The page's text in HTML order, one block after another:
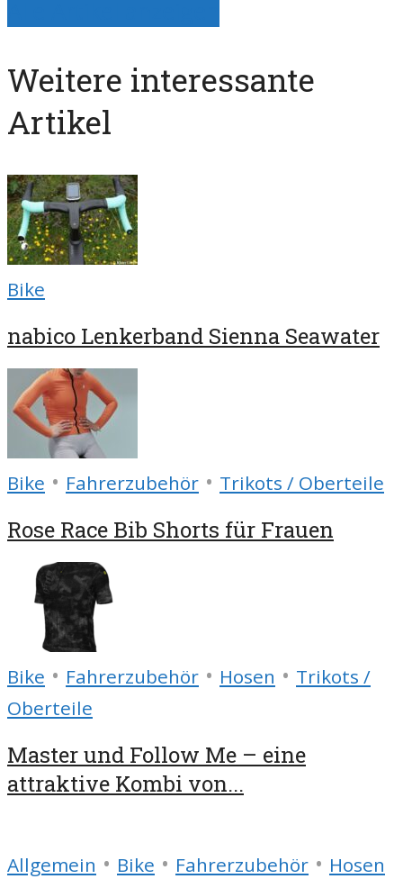
Weitere interessante
Artikel
Bike
nabico Lenkerband Sienna Seawater
Bike • Fahrerzubehör • Trikots / Oberteile
Rose Race Bib Shorts für Frauen
Bike • Fahrerzubehör • Hosen • Trikots /
Oberteile
Master und Follow Me – eine
attraktive Kombi von...
Allgemein • Bike • Fahrerzubehör • Hosen